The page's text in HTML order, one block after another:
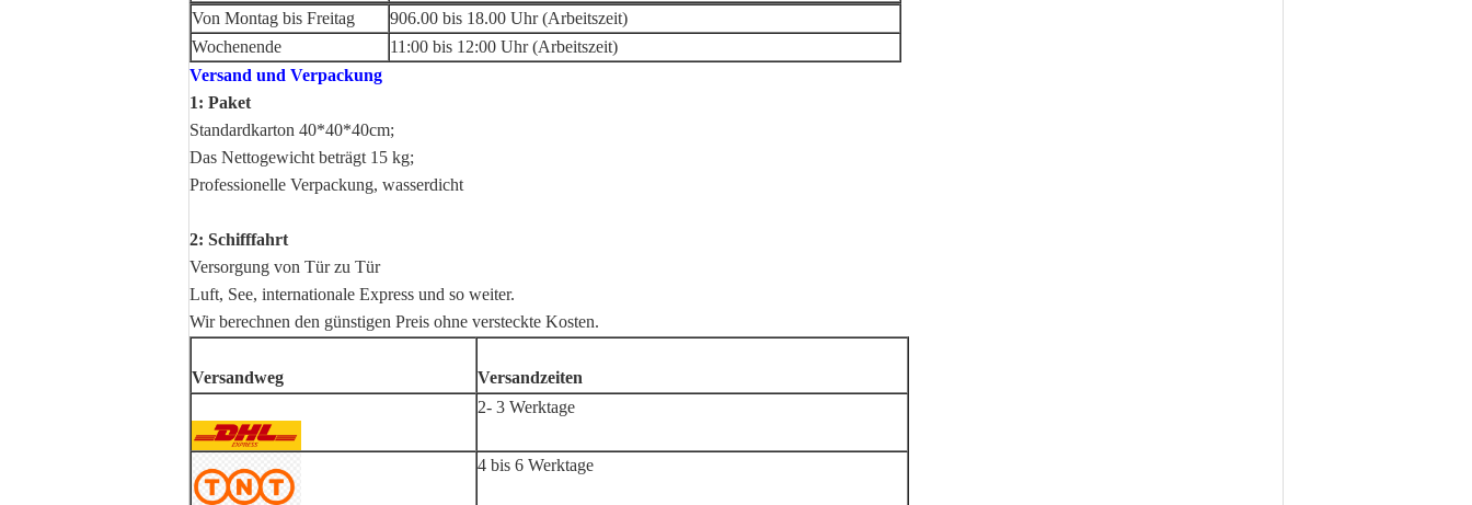
Von Montag bis Freitag
906.00 bis 18.00 Uhr (Arbeitszeit)
Wochenende
11:00 bis 12:00 Uhr (Arbeitszeit)
Versand und Verpackung
1: Paket
Standardkarton 40*40*40cm;
Das Nettogewicht beträgt 15 kg;
Professionelle Verpackung, wasserdicht
2: Schifffahrt
Versorgung von Tür zu Tür
Luft, See, internationale Express und so weiter.
Wir berechnen den günstigen Preis ohne versteckte Kosten.
Versandweg
Versandzeiten
2- 3 Werktage
4 bis 6 Werktage